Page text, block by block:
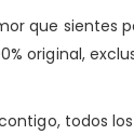
que sientes
original,
todos